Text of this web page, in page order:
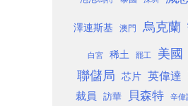
澤連斯基 澳門 烏克蘭
白宮 稀土 罷工 美國
聯儲局 芯片 英偉達
裁員 訪華 貝森特 辛偉